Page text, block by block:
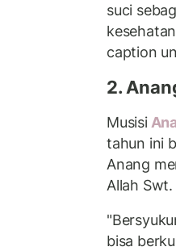
suci
caption
2.
Musisi
tahun ini
Anang
Allah Swt.
bisa